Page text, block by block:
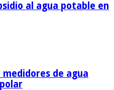
al agua potable en
de agua